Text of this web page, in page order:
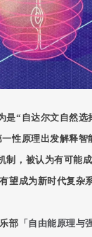
是“自达尔文自然选
性原理出发解释智
制，被认为有可能
望成为新时代复杂
部 「自由能原理与